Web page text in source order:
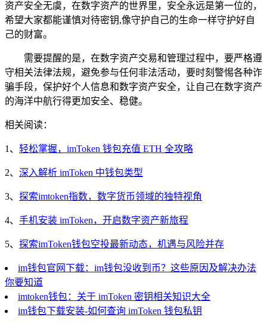
资产安全无虞，在数字资产的世界里，安全永远是第一位的，
希望大家都能谨慎对待密钥,像守护自己的生命一样守护好自
己的财富。
需要提醒的是，在数字资产交易和管理过程中，要严格遵
守相关法律法规，避免参与任何非法活动，要时刻警惕各种诈
骗手段，保护好个人信息和数字资产安全，让自己在数字资产
的海洋中航行得更加安全、稳健。
相关阅读：
1、 轻松掌握，imToken 钱包充值 ETH 全攻略
2、 深入解析 imToken 中钱包类型
3、 探索imtoken指数，数字货币领域的独特视角
4、 手机安装 imToken，开启数字资产新旅程
5、 探索imToken钱包空投最新动态，机遇与风险并存
im钱包官网下载：im钱包没收到币？这些原因及解决办法
你要知道
imtoken钱包：关于 imToken 密钥相关知识大全
im钱包下载安装-如何查询 imToken 钱包私钥